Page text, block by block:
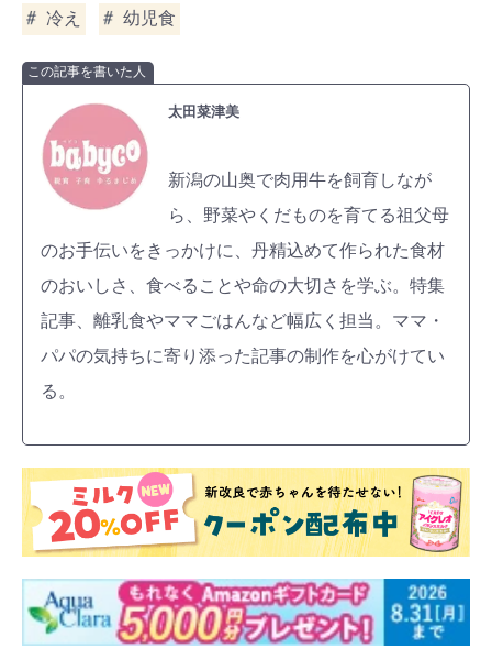
冷え 幼児食
この記事を書いた人
太田菜津美
新潟の山奥で肉用牛を飼育しなが
ら、野菜やくだものを育てる祖父母
のお手伝いをきっかけに、丹精込めて作られた食材
のおいしさ、食べることや命の大切さを学ぶ。特集
記事、離乳食やママごはんなど幅広く担当。ママ・
パパの気持ちに寄り添った記事の制作を心がけてい
る。